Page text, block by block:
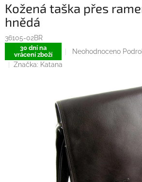
Kožená taška přes
hnědá
36105-02BR
30 dní na
vrácení zboží
Průměrné
z
5
hvězdiček.
Neohodnoceno
Značka: Katana